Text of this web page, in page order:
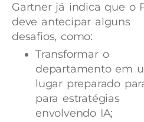
Gartner já indica que o
deve antecipar alguns
desafios, como:
Transformar o
departamento em
lugar preparado
para estratégias
envolvendo IA;